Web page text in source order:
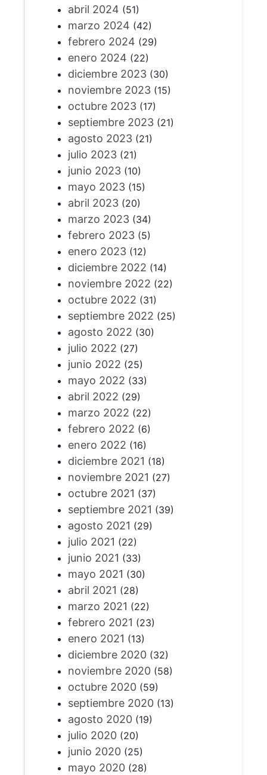
abril 2024 (51)
marzo 2024 (42)
febrero 2024 (29)
enero 2024 (22)
diciembre 2023(30)
noviembre 2023(15)
octubre 2023(17)
septiembre 2023(21)
agosto 2023(21)
julio 2023(21)
junio 2023(10)
mayo 2023(15)
abril 2023(20)
marzo 2023(34)
febrero 2023(5)
enero 2023(12)
diciembre 2022 (14)
noviembre 2022 (22)
octubre 2022 (31)
septiembre 2022 (25)
agosto 2022 (30)
julio 2022 (27)
junio 2022 (25)
mayo 2022 (33)
abril 2022 (29)
marzo 2022 (22)
febrero 2022 (6)
enero 2022 (16)
diciembre 2021 (18)
noviembre 2021 (27)
octubre 2021 (37)
septiembre 2021 (39)
agosto 2021 (29)
julio 2021 (22)
junio 2021 (33)
mayo 2021 (30)
abril 2021 (28)
marzo 2021 (22)
febrero 2021 (23)
enero 2021 (13)
diciembre 2020(32)
noviembre 2020(58)
octubre 2020(59)
septiembre 2020(13)
agosto 2020(19)
julio 2020(20)
junio 2020(25)
mayo 2020(28)